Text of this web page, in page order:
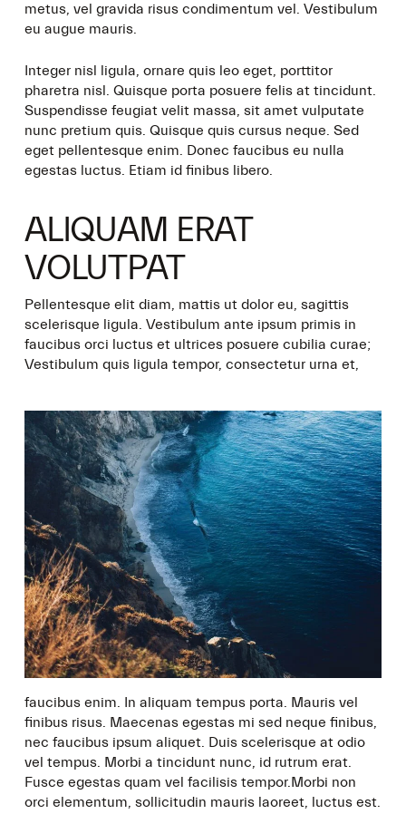
metus, vel gravida risus condimentum vel. Vestibulum
eu augue mauris.
Integer nisl ligula, ornare quis leo eget, porttitor
pharetra nisl. Quisque porta posuere felis at tincidunt.
Suspendisse feugiat velit massa, sit amet vulputate
nunc pretium quis. Quisque quis cursus neque. Sed
eget pellentesque enim. Donec faucibus eu nulla
egestas luctus. Etiam id finibus libero.
ALIQUAM ERAT
VOLUTPAT
Pellentesque elit diam, mattis ut dolor eu, sagittis
scelerisque ligula. Vestibulum ante ipsum primis in
faucibus orci luctus et ultrices posuere cubilia curae;
Vestibulum quis ligula tempor, consectetur urna et,
faucibus enim. In aliquam tempus porta. Mauris vel
finibus risus. Maecenas egestas mi sed neque finibus,
nec faucibus ipsum aliquet. Duis scelerisque at odio
vel tempus. Morbi a tincidunt nunc, id rutrum erat.
Fusce egestas quam vel facilisis tempor.Morbi non
orci elementum, sollicitudin mauris laoreet, luctus est.